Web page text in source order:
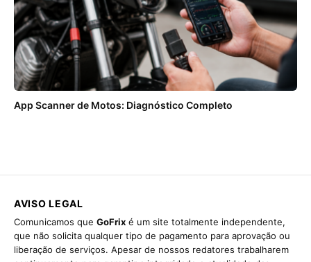
App Scanner de Motos: Diagnóstico Completo
AVISO LEGAL
Comunicamos que GoFrix é um site totalmente independente,
que não solicita qualquer tipo de pagamento para aprovação ou
liberação de serviços. Apesar de nossos redatores trabalharem